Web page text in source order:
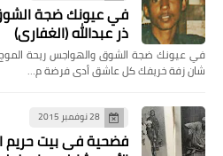
في عيونك ضجة الشوق
ذر عبدالله (الغفاري)
في عيونك ضجة الشوق والهواجس ريحة الموج
شان زفة خريفك كل عاشق أدى فرضة م…
28 نوفمبر 2015
فضحية فى بيت حريم